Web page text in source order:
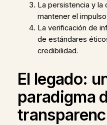
La persistencia y la
mantener el
La verificación de
de estándares
credibilidad.
El legado:
paradigma